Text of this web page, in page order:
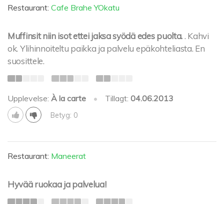
Restaurant: Cafe Brahe YOkatu
Muffinsit niin isot ettei jaksa syödä edes puolta.. Kahvi
ok. Ylihinnoiteltu paikka ja palvelu epäkohteliasta. En
suosittele.
Upplevelse: À la carte • Tillagt:04.06.2013
Betyg: 0
Restaurant: Maneerat
Hyvää ruokaa ja palvelua!